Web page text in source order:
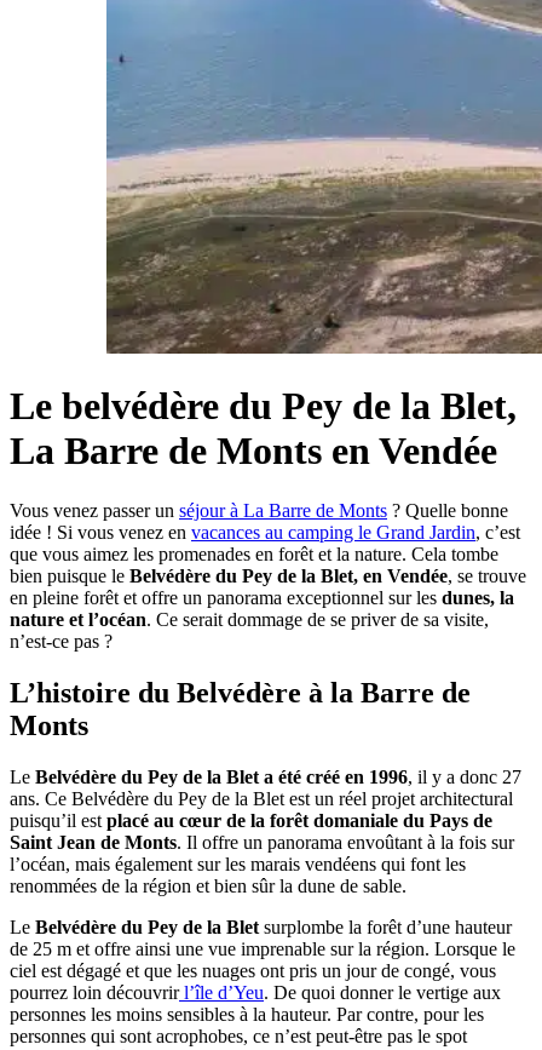
Le belvédère du Pey de la Blet,
La Barre de Monts en Vendée
Vous venez passer un séjour à La Barre de Monts ? Quelle bonne
idée ! Si vous venez en vacances au camping le Grand Jardin, c’est
que vous aimez les promenades en forêt et la nature. Cela tombe
bien puisque le Belvédère du Pey de la Blet, en Vendée, se trouve
en pleine forêt et offre un panorama exceptionnel sur les dunes, la
nature et l’océan. Ce serait dommage de se priver de sa visite,
n’est-ce pas ?
L’histoire du Belvédère à la Barre de
Monts
Le Belvédère du Pey de la Blet a été créé en 1996, il y a donc 27
ans. Ce Belvédère du Pey de la Blet est un réel projet architectural
puisqu’il est placé au cœur de la forêt domaniale du Pays de
Saint Jean de Monts. Il offre un panorama envoûtant à la fois sur
l’océan, mais également sur les marais vendéens qui font les
renommées de la région et bien sûr la dune de sable.
Le Belvédère du Pey de la Blet surplombe la forêt d’une hauteur
de 25 m et offre ainsi une vue imprenable sur la région. Lorsque le
ciel est dégagé et que les nuages ont pris un jour de congé, vous
pourrez loin découvrirl’île d’Yeu. De quoi donner le vertige aux
personnes les moins sensibles à la hauteur. Par contre, pour les
personnes qui sont acrophobes, ce n’est peut-être pas le spot